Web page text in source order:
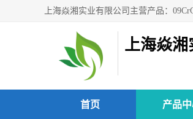
上海焱湘
首页 产品